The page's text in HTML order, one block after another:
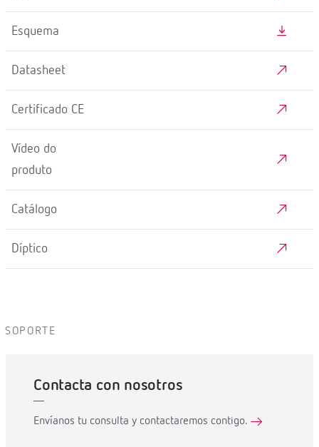
Esquema
Datasheet
Certificado CE
Vídeo do
produto
Catálogo
Díptico
SOPORTE
Contacta con nosotros
Envíanos tu consulta y contactaremos contigo.